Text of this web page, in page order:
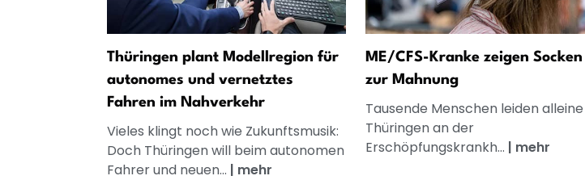
Thüringen plant Modellregion für
autonomes und vernetztes
Fahren im Nahverkehr
Vieles klingt noch wie Zukunftsmusik:
Doch Thüringen will beim autonomen
Fahrer und neuen... | mehr
ME/CFS-Kranke zeigen Socken
zur Mahnung
Tausende Menschen leiden
Thüringen an der
Erschöpfungskrankh... | mehr